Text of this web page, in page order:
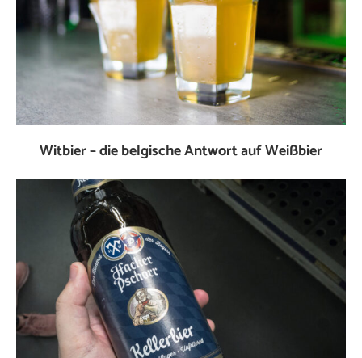
Witbier – die belgische Antwort auf Weißbier